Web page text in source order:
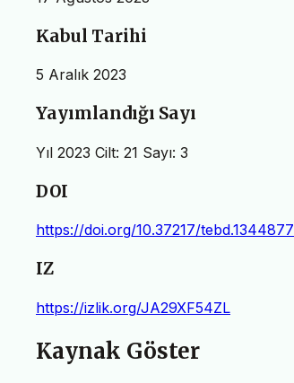
Kabul Tarihi
5 Aralık 2023
Yayımlandığı Sayı
Yıl 2023 Cilt: 21 Sayı: 3
DOI
https://doi.org/10.37217/tebd.1344877
IZ
https://izlik.org/JA29XF54ZL
Kaynak Göster